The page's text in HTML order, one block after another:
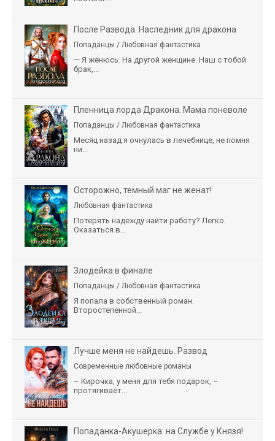
После Развода. Наследник для дракона
Попаданцы / Любовная фантастика
— Я женюсь. На другой женщине. Наш с тобой
брак,...
Пленница лорда Дракона. Мама поневоле
Попаданцы / Любовная фантастика
Месяц назад я очнулась в лечебнице, не помня
ни...
Осторожно, темный маг не женат!
Любовная фантастика
Потерять надежду найти работу? Легко.
Оказаться в...
Злодейка в финале
Попаданцы / Любовная фантастика
Я попала в собственный роман.
Второстепенной...
Лучше меня не найдешь. Развод
Современные любовные романы
– Кирочка, у меня для тебя подарок, –
протягивает...
Попаданка-Акушерка: на Службе у Князя!